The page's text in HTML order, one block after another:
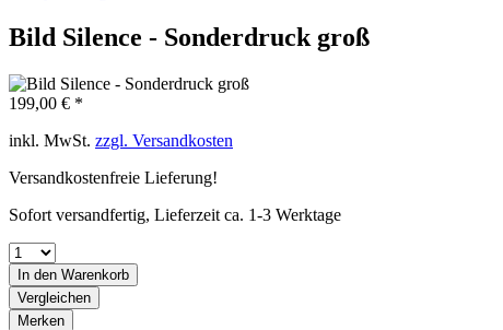
Bild Silence - Sonderdruck groß
199,00 € *
inkl. MwSt. zzgl. Versandkosten
Versandkostenfreie Lieferung!
Sofort versandfertig, Lieferzeit ca. 1-3 Werktage
In den Warenkorb
Vergleichen
Merken